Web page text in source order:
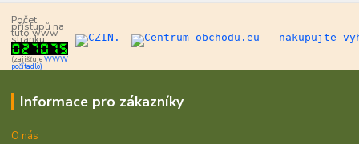
Počet
přístupů na
tuto www
stránku:
(zajišťujeWWW
počítadlo)
Informace pro zákazníky
O nás